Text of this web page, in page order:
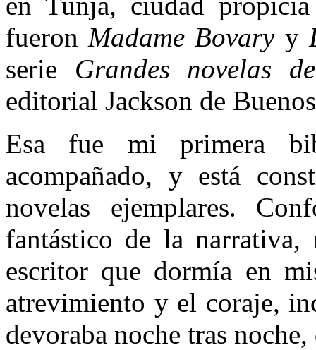
fueronMadame Bovaryy
serie Grandes novelas
editorial Jackson de
Esa fue mi primera
acompañado, y está
novelas ejemplares.
fantástico de la
escritor que dormía en
atrevimiento y el coraje,
devoraba noche tras